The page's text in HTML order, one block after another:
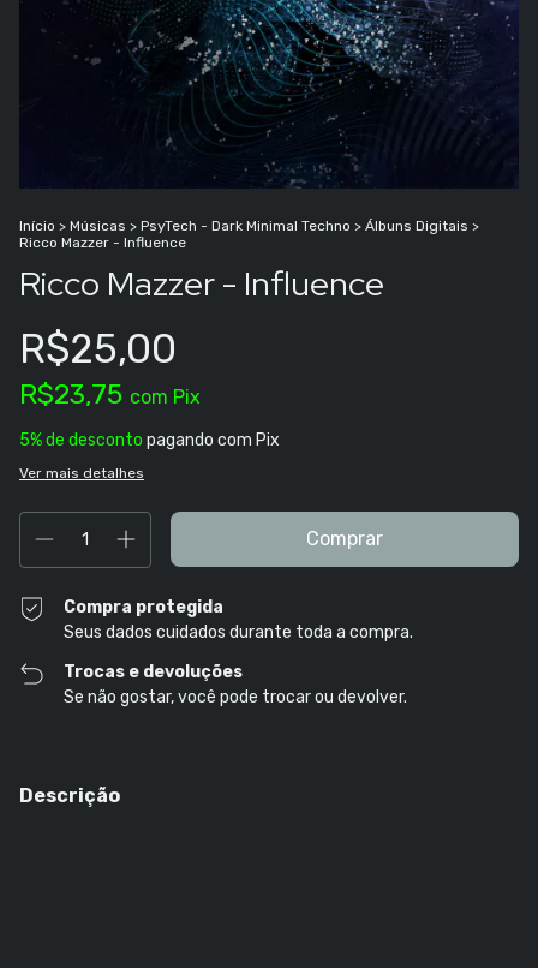
Início > Músicas > PsyTech - Dark Minimal Techno > Álbuns Digitais >
Ricco Mazzer - Influence
Ricco Mazzer - Influence
R$25,00
R$23,75 com Pix
5% de desconto pagando com Pix
Ver mais detalhes
Compra protegida
Seus dados cuidados durante toda a compra.
Trocas e devoluções
Se não gostar, você pode trocar ou devolver.
Descrição